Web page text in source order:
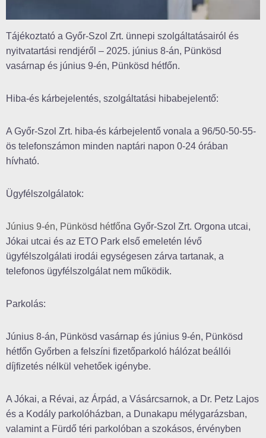
Tájékoztató a Győr-Szol Zrt. ünnepi szolgáltatásairól és
nyitvatartási rendjéről – 2025. június 8-án, Pünkösd
vasárnap és június 9-én, Pünkösd hétfőn.
Hiba-és kárbejelentés, szolgáltatási hibabejelentő:
A Győr-Szol Zrt. hiba-és kárbejelentő vonala a 96/50-50-55-
ös telefonszámon minden naptári napon 0-24 órában
hívható.
Ügyfélszolgálatok:
Június 9-én, Pünkösd hétfőna Győr-Szol Zrt. Orgona utcai,
Jókai utcai és az ETO Park első emeletén lévő
ügyfélszolgálati irodái egységesen zárva tartanak, a
telefonos ügyfélszolgálat nem működik.
Parkolás:
Június 8-án, Pünkösd vasárnap és június 9-én, Pünkösd
hétfőn Győrben a felszíni fizetőparkoló hálózat beállói
díjfizetés nélkül vehetőek igénybe.
A Jókai, a Révai, az Árpád, a Vásárcsarnok, a Dr. Petz Lajos
és a Kodály parkolóházban, a Dunakapu mélygarázsban,
valamint a Fürdő téri parkolóban a szokásos, érvényben